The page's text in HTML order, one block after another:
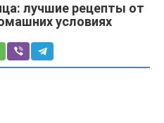
лучшие рецепты от
условиях